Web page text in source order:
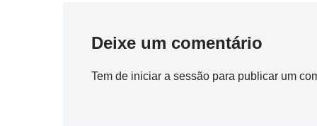
Deixe um comentário
Tem de iniciar a sessão para publicar um